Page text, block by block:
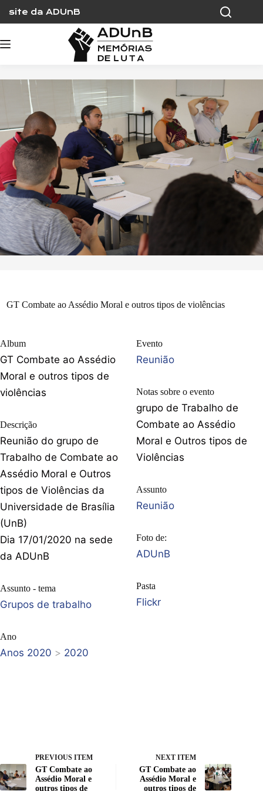
content
site da ADUnB
GT Combate ao Assédio Moral e outros tipos de violências
Album
GT Combate ao Assédio
Moral e outros tipos de
violências
Descrição
Reunião do grupo de
Trabalho de Combate ao
Assédio Moral e Outros
tipos de Violências da
Universidade de Brasília
(UnB)
Dia 17/01/2020 na sede
da ADUnB
Assunto - tema
Grupos de trabalho
Ano
Anos 2020 > 2020
Evento
Reunião
Notas sobre o evento
grupo de Trabalho de
Combate ao Assédio
Moral e Outros tipos de
Violências
Assunto
Reunião
Foto de:
ADUnB
Pasta
Flickr
PREVIOUS ITEM
GT Combate ao
Assédio Moral e
outros tipos de
NEXT ITEM
GT Combate ao
Assédio Moral e
outros tipos de